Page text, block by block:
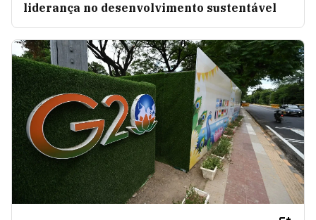
liderança no desenvolvimento sustentável